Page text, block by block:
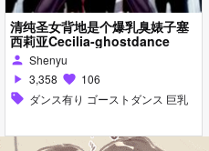
清纯圣女背地是个爆乳臭婊子塞
西莉亚Cecilia-ghostdance
person Shenyu
play_arrow 3,358 favorite 106
sell ダンス有り ゴーストダンス 巨乳